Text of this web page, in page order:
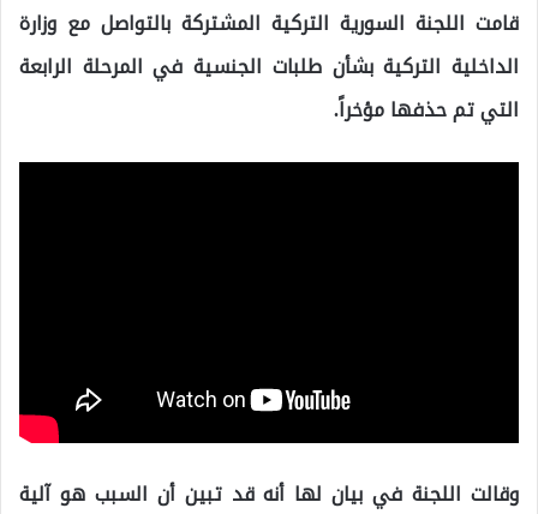
قامت اللجنة السورية التركية المشتركة بالتواصل مع وزارة
الداخلية التركية بشأن طلبات الجنسية في المرحلة الرابعة
التي تم حذفها مؤخراً.
وقالت اللجنة في بيان لها أنه قد تبين أن السبب هو آلية